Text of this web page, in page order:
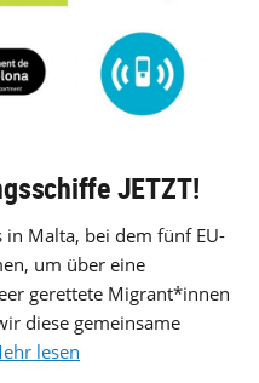
JETZT!
in Malta, bei dem fünf EU-
um über eine
gerettete Migrant*innen
diese gemeinsame
lesen